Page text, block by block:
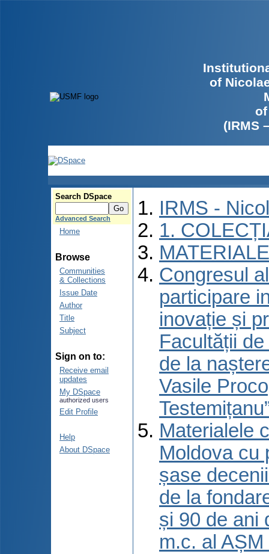
of
(IRMS
Search DSpace
Advanced Search
Home
Browse
Communities
& Collections
Issue Date
Author
Title
Subject
Sign on to:
Receive email
updates
My DSpace
authorized users
Edit Profile
Help
About DSpace
IRMS -
1.
Congresul
participare
inovație și
Facultății
de la
Vasile
Materialele
Moldova cu
șase
de la
și 90 de ani
m.c. al